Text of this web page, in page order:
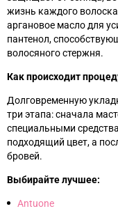
жизнь каждого
аргановое масло для
пантенол,
волосяного стержня.
Как происходит
Долговременную
три этапа: сначала
специальными
подходящий цвет, а
бровей.
Выбирайте лучшее:
Antuone